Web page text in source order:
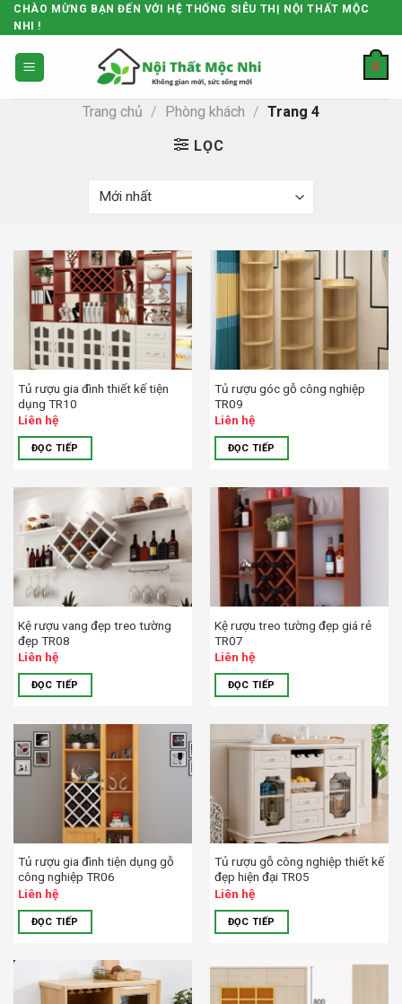
Skip
to
content
CHÀO MỪNG BẠN ĐẾN VỚI HỆ THỐNG SIÊU THỊ NỘI THẤT MỘC
NHI !
0
Trang chủ / Phòng khách / Trang 4
LỌC
Tủ rượu gia đình thiết kế tiện
dụng TR10
Liên hệ
ĐỌC TIẾP
Tủ rượu góc gỗ công nghiệp
TR09
Liên hệ
ĐỌC TIẾP
Kệ rượu vang đẹp treo tường
đẹp TR08
Liên hệ
ĐỌC TIẾP
Kệ rượu treo tường đẹp giá rẻ
TR07
Liên hệ
ĐỌC TIẾP
Tủ rượu gia đình tiện dụng gỗ
công nghiệp TR06
Liên hệ
ĐỌC TIẾP
Tủ rượu gỗ công nghiệp thiết kế
đẹp hiện đại TR05
Liên hệ
ĐỌC TIẾP